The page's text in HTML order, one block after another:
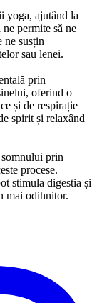
yoga, ajutând la
permite să ne
ne susțin
sau lenei.
prin
oferind o
și de respirație
spirit și relaxând
prin
procese.
stimula digestia și
mai odihnitor.